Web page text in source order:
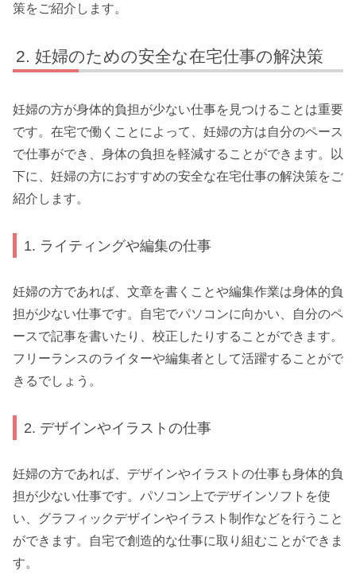
策をご紹介します。
妊婦のための安全な在宅仕事の解決策
妊婦の方が身体的負担が少ない仕事を見つけることは重要
です。在宅で働くことによって、妊婦の方は自分のペース
で仕事ができ、身体の負担を軽減することができます。以
下に、妊婦の方におすすめの安全な在宅仕事の解決策をご
紹介します。
1. ライティングや編集の仕事
妊婦の方であれば、文章を書くことや編集作業は身体的負
担が少ない仕事です。自宅でパソコンに向かい、自分のペ
ースで記事を書いたり、校正したりすることができます。
フリーランスのライターや編集者として活躍することがで
きるでしょう。
2. デザインやイラストの仕事
妊婦の方であれば、デザインやイラストの仕事も身体的負
担が少ない仕事です。パソコン上でデザインソフトを使
い、グラフィックデザインやイラスト制作などを行うこと
ができます。自宅で創造的な仕事に取り組むことができま
す。